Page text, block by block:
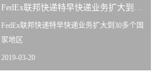
FedEx联邦快递特早快递业务扩大到30多个国
家地区
2019-03-20